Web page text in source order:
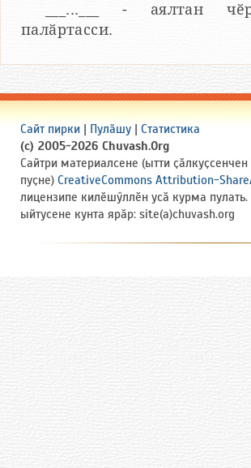
___...___ - аялтан
палӑртасси.
Сайт пирки | Пулӑшу | Статистика
(c) 2005-2026 Chuvash.Org
Сайтри материалсене (ытти
пуҫне) CreativeCommons Attribution-
лицензипе килӗшӳллӗн усӑ курма
ыйтусене кунта ярӑр: site(a)chuvash.org